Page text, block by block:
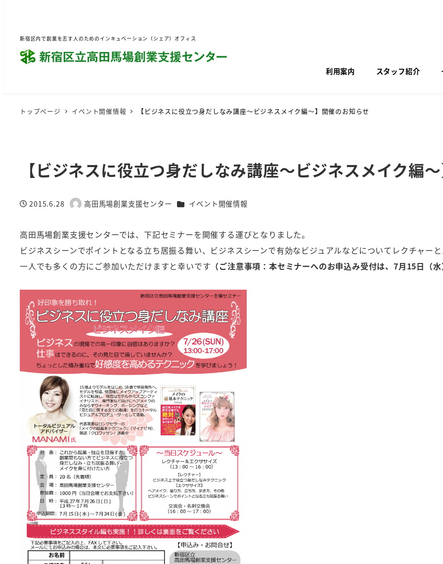
新宿区内で創業を志す人のためのインキュベーション（シェア）オフィス
利用案内 スタッフ紹介
トップページ イベント開催情報 【ビジネスに役立つ身だしなみ講座～ビジネスメイク編～】開催のお知らせ
【ビジネスに役立つ身だしなみ講座～ビジネスメイク編
投稿日
2015.6.28
著
高田馬場創業支援センター カテゴリー
イベント開催情報
高田馬場創業支援センターでは、下記セミナーを開催する運びとなりました。
ビジネスシーンでポイントとなる立ち居振る舞い、ビジネスシーンで有効なビジュアルなどについてレクチャー
一人でも多くの方にご参加いただけますと幸いです （ご注意事項：本セミナーへのお申込み受付は、7月15日（